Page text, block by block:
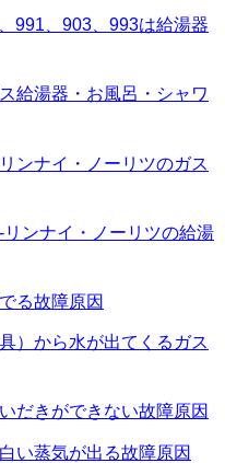
991、903、993は給湯器
給湯器・お風呂・シャワ
ンナイ・ノーリツのガス
ンナイ・ノーリツの給湯
る故障原因
）から水が出てくるガス
だきができない故障原因
い蒸気が出る故障原因